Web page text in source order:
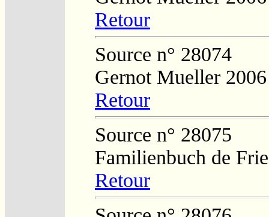
Retour
Source n° 28074
Gernot Mueller 2006
Retour
Source n° 28075
Familienbuch de
Retour